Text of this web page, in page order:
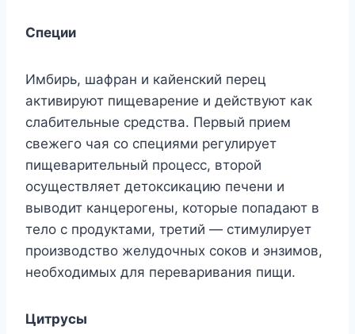
Специи
Имбирь, шафран и кайенский перец
активируют пищеварение и действуют как
слабительные средства. Первый прием
свежего чая со специями регулирует
пищеварительный процесс, второй
осуществляет детоксикацию печени и
выводит канцерогены, которые попадают в
тело с продуктами, третий — стимулирует
производство желудочных соков и энзимов,
необходимых для переваривания пищи.
Цитрусы